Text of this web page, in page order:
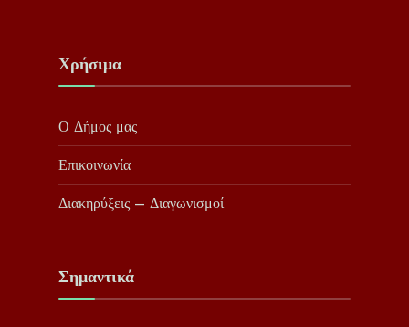
Χρήσιμα
Ο Δήμος μας
Επικοινωνία
Διακηρύξεις – Διαγωνισμοί
Σημαντικά